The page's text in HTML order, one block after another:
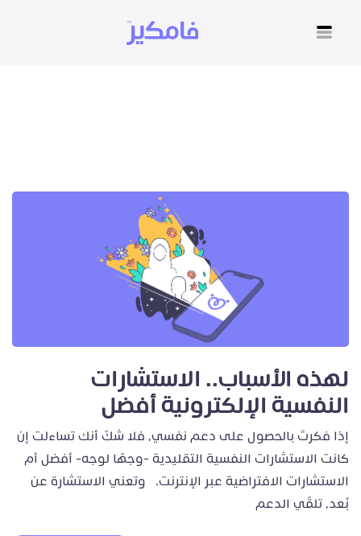
لهذه الأسباب.. الاستشارات
النفسية الإلكترونية أفضل
إذا فكرتَ بالحصول على دعم نفسي، فلا شكّ أنك تساءلت إن
كانت الاستشارات النفسية التقليدية -وجهًا لوجه- أفضل أم
الاستشارات الافتراضية عبر الإنترنت. وتعني الاستشارة عن
بُعد، تلقّي الدعم